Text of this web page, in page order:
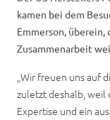
kamen bei dem
Emmerson,
Zusammenarbeit
„Wir freuen uns auf
zuletzt deshalb, weil
Expertise und ein